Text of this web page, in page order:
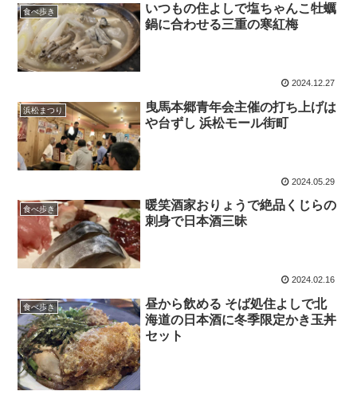
食べ歩き
いつもの住よしで塩ちゃんこ牡蠣
鍋に合わせる三重の寒紅梅
2024.12.27
浜松まつり
曳馬本郷青年会主催の打ち上げは
や台ずし 浜松モール街町
2024.05.29
食べ歩き
暖笑酒家おりょうで絶品くじらの
刺身で日本酒三昧
2024.02.16
食べ歩き
昼から飲める そば処住よしで北
海道の日本酒に冬季限定かき玉丼
セット